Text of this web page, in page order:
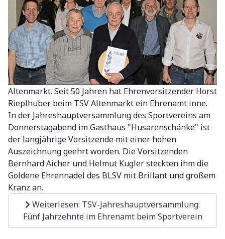
Altenmarkt. Seit 50 Jahren hat Ehrenvorsitzender Horst
Rieplhuber beim TSV Altenmarkt ein Ehrenamt inne.
In der Jahreshauptversammlung des Sportvereins am
Donnerstagabend im Gasthaus "Husarenschänke" ist
der langjährige Vorsitzende mit einer hohen
Auszeichnung geehrt worden. Die Vorsitzenden
Bernhard Aicher und Helmut Kugler steckten ihm die
Goldene Ehrennadel des BLSV mit Brillant und großem
Kranz an.
Weiterlesen: TSV-Jahreshauptversammlung:
Fünf Jahrzehnte im Ehrenamt beim Sportverein